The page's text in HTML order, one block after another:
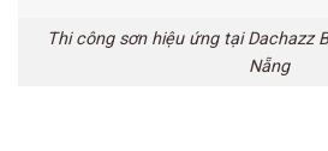
Thi công sơn hiệu ứng tại Dachazz
Nẵng